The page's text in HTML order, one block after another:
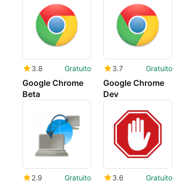
3.8 Gratuito
Google Chrome
Beta
3.7 Gratuito
Google Chrome
Dev
2.9 Gratuito 3.6 Gratuito